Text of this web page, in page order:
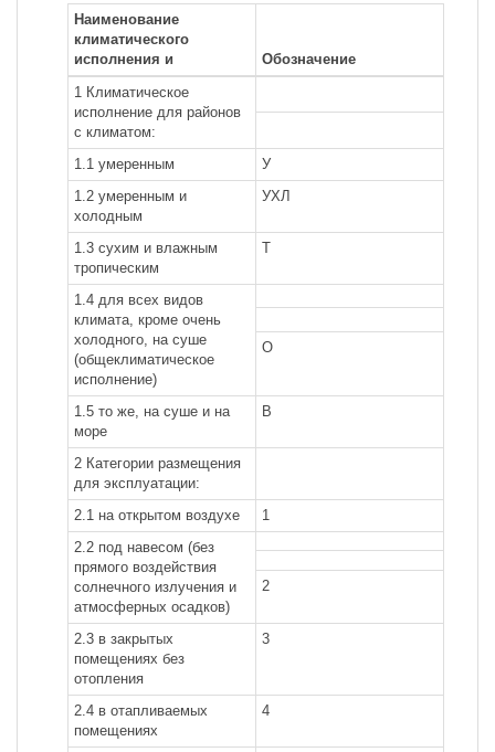
Наименование
климатического
исполнения и
Обозначение
1 Климатическое
исполнение для районов
с климатом:
1.1 умеренным
У
1.2 умеренным и
холодным
УХЛ
1.3 сухим и влажным
тропическим
Т
1.4 для всех видов
климата, кроме очень
холодного, на суше
(общеклиматическое
исполнение)
О
1.5 то же, на суше и на
море
В
2 Категории размещения
для эксплуатации:
2.1 на открытом воздухе
1
2.2 под навесом (без
прямого воздействия
солнечного излучения и
атмосферных осадков)
2
2.3 в закрытых
помещениях без
отопления
3
2.4 в отапливаемых
помещениях
4